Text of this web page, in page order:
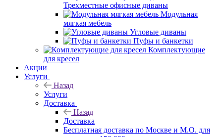
Трехместные офисные диваны
Модульная
мягкая мебель
Угловые диваны
Пуфы и банкетки
Комплектующие
для кресел
Акции
Услуги
Назад
Услуги
Доставка
Назад
Доставка
Бесплатная доставка по Москве и М.О. для